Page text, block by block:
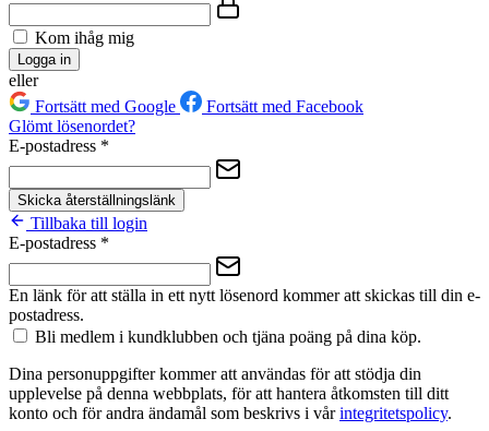
Kom ihåg mig
Logga in
eller
Fortsätt med Google
Fortsätt med Facebook
Glömt lösenordet?
E-postadress *
Skicka återställningslänk
Tillbaka till login
E-postadress *
En länk för att ställa in ett nytt lösenord kommer att skickas till din e-
postadress.
Bli medlem i kundklubben och tjäna poäng på dina köp.
Dina personuppgifter kommer att användas för att stödja din
upplevelse på denna webbplats, för att hantera åtkomsten till ditt
konto och för andra ändamål som beskrivs i vårintegritetspolicy.